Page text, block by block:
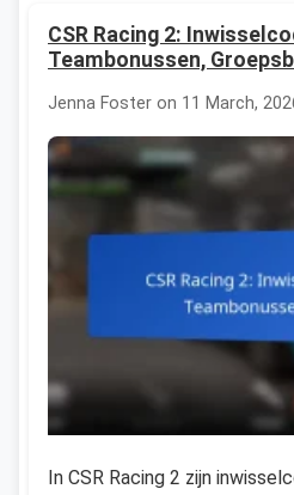
CSR Racing 2:
Teambonussen,
Jenna Foster on 11 March,
In CSR Racing 2 zijn